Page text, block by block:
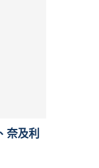
奈及利